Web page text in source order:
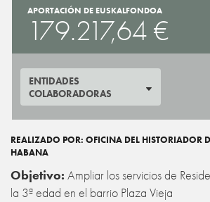
APORTACIÓN DE EUSKALFONDOA
179.217,64 €
ENTIDADES
COLABORADORAS
REALIZADO POR: OFICINA DEL HISTORIADOR
HABANA
Objetivo: Ampliar los servicios de
la 3ª edad en el barrio Plaza Vieja